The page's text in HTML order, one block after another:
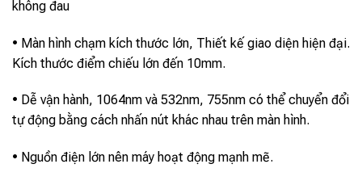
không đau
• Màn hình chạm kích thước lớn, Thiết kế giao diện hiện đại.
Kích thước điểm chiếu lớn đến 10mm.
• Dễ vận hành, 1064nm và 532nm, 755nm có thể chuyển đổi
tự động bằng cách nhấn nút khác nhau trên màn hình.
• Nguồn điện lớn nên máy hoạt động mạnh mẽ.